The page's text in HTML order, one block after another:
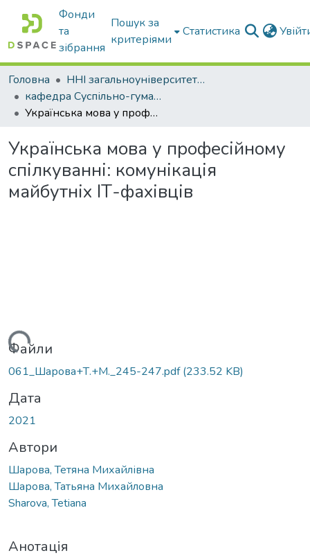
Фонди
та
зібрання
Пошук за
критеріями
Статистика
Головна
ННІ загальноуніверситетської підготовки
кафедра Суспільно-гуманітарні науки
Українська мова у професійному спілкуванні: комунікація майбутніх ІТ-фахівців
Українська мова у професійному
спілкуванні: комунікація
майбутніх ІТ-фахівців
Файли
061_Шарова+Т.+М._245-247.pdf(233.52 KB)
Дата
2021
Автори
Шарова, Тетяна Михайлівна
Шарова, Татьяна Михайловна
Sharova, Tetiana
Анотація